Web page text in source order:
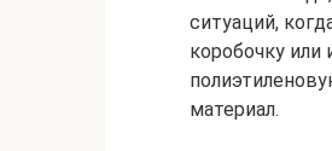
ситуаций,
коробочку
материал.